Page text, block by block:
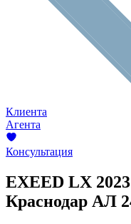
Клиента
Агента
Консультация
EXEED LX
Краснодар АЛ